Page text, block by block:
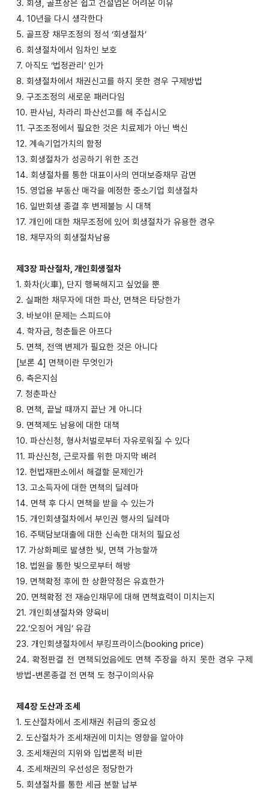
3. 회생, 골프장은 쉽고 건설업은 어려운 이유
4. 10년을 다시 생각한다
5. 골프장 채무조정의 정석 ‘회생절차’
6. 회생절차에서 임차인 보호
7. 아직도 ‘법정관리’ 인가
8. 회생절차에서 채권신고를 하지 못한 경우 구제방법
9. 구조조정의 새로운 패러다임
10. 판사님, 차라리 파산선고를 해 주십시오
11. 구조조정에서 필요한 것은 치료제가 아닌 백신
12. 계속기업가치의 함정
13. 회생절차가 성공하기 위한 조건
14. 회생절차를 통한 대표이사의 연대보증채무 감면
15. 영업용 부동산 매각을 예정한 중소기업 회생절차
16. 일반회생 종결 후 변제불능 시 대책
17. 개인에 대한 채무조정에 있어 회생절차가 유용한 경우
18. 채무자의 회생절차남용
제3장 파산절차, 개인회생절차
1. 화차(火車), 단지 행복해지고 싶었을 뿐
2. 실패한 채무자에 대한 파산, 면책은 타당한가
3. 바보야! 문제는 스피드야
4. 학자금, 청춘들은 아프다
5. 면책, 전액 변제가 필요한 것은 아니다
[보론 4] 면책이란 무엇인가
6. 측은지심
7. 청춘파산
8. 면책, 끝날 때까지 끝난 게 아니다
9. 면책제도 남용에 대한 대책
10. 파산신청, 형사처벌로부터 자유로워질 수 있다
11. 파산신청, 근로자를 위한 마지막 배려
12. 헌법재판소에서 해결할 문제인가
13. 고소득자에 대한 면책의 딜레마
14. 면책 후 다시 면책을 받을 수 있는가
15. 개인회생절차에서 부인권 행사의 딜레마
16. 주택담보대출에 대한 신속한 대처의 필요성
17. 가상화폐로 발생한 빚, 면책 가능할까
18. 법원을 통한 빚으로부터 해방
19. 면책확정 후에 한 상환약정은 유효한가
20. 면책확정 전 재승인채무에 대해 면책효력이 미치는지
21. 개인회생절차와 양육비
22.‘오징어 게임’ 유감
23. 개인회생절차에서 부킹프라이스(booking price)
24. 확정판결 전 면책되었음에도 면책 주장을 하지 못한 경우 구제
방법-변론종결 전 면책 도 청구이의사유
제4장 도산과 조세
1. 도산절차에서 조세채권 취급의 중요성
2. 도산절차가 조세채권에 미치는 영향을 알아야
3. 조세채권의 지위와 입법론적 비판
4. 조세채권의 우선성은 정당한가
5. 회생절차를 통한 세금 분할 납부